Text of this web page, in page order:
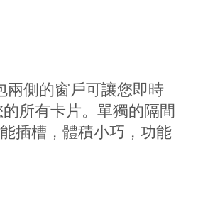
兩側的窗戶可讓您即時
所有卡片。單獨的隔間
插槽，體積小巧，功能